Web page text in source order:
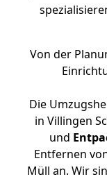
Von der
Die
in Villingen
und
Entfernen
Müll an. Wir